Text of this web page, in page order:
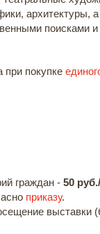
архитектуры,
поисками
при покупке
граждан - 50
приказу.
выставки